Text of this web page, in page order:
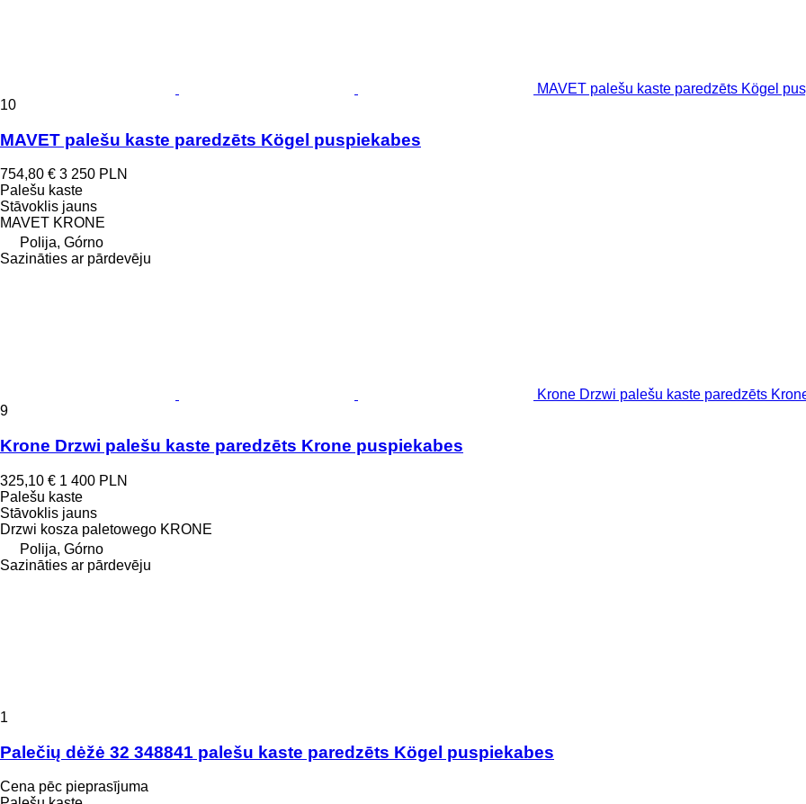
MAVET palešu kaste paredzēts Kögel
10
MAVET palešu kaste paredzēts Kögel puspiekabes
754,80 € 3 250 PLN
Palešu kaste
Stāvoklis jauns
MAVET KRONE
Polija, Górno
Sazināties ar pārdevēju
Krone Drzwi palešu kaste paredzēts
9
Krone Drzwi palešu kaste paredzēts Krone puspiekabes
325,10 € 1 400 PLN
Palešu kaste
Stāvoklis jauns
Drzwi kosza paletowego KRONE
Polija, Górno
Sazināties ar pārdevēju
1
Palečių dėžė 32 348841 palešu kaste paredzēts Kögel puspiekabes
Cena pēc pieprasījuma